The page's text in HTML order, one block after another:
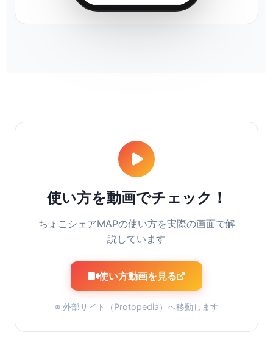
使い方を動画でチェック！
ちょこシェアMAPの使い方を実際の画面で解
説しています
使い方動画を見る
※ 外部サイト（Protopedia）へ移動します